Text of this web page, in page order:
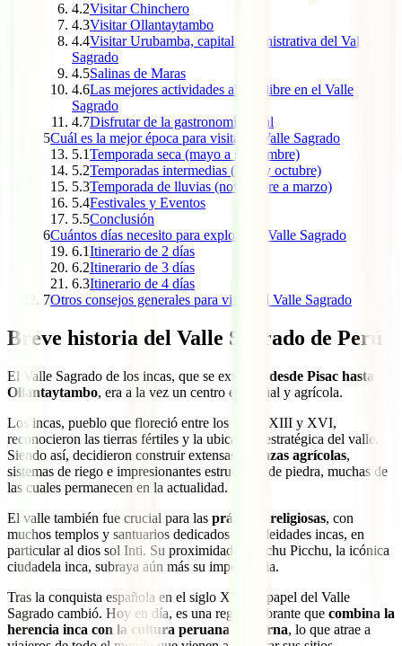
4.2Visitar Chinchero
4.3Visitar Ollantaytambo
4.4Visitar Urubamba, capital administrativa del Valle
Sagrado
4.5Salinas de Maras
4.6Las mejores actividades al aire libre en el Valle
Sagrado
4.7Disfrutar de la gastronomía local
5Cuál es la mejor época para visitar el Valle Sagrado
5.1Temporada seca (mayo a septiembre)
5.2Temporadas intermedias (abril y octubre)
5.3Temporada de lluvias (noviembre a marzo)
5.4Festivales y Eventos
5.5Conclusión
6Cuántos días necesito para explorar el Valle Sagrado
6.1Itinerario de 2 días
6.2Itinerario de 3 días
6.3Itinerario de 4 días
7Otros consejos generales para visitar el Valle Sagrado
Breve historia del Valle Sagrado de Perú
El Valle Sagrado de los incas, que se extendía desde Pisac hasta
Ollantaytambo, era a la vez un centro espiritual y agrícola.
Los incas, pueblo que floreció entre los siglos XIII y XVI,
reconocieron las tierras fértiles y la ubicación estratégica del valle.
Siendo así, decidieron construir extensas
terrazas agrícolas,
sistemas de riego e impresionantes estructuras de piedra, muchas de
las cuales permanecen en la actualidad.
El valle también fue crucial para las prácticas religiosas, con
muchos templos y santuarios dedicados a las deidades incas, en
particular al dios sol Inti. Su proximidad a Machu Picchu, la icónica
ciudadela inca, subraya aún más su importancia.
Tras la conquista española en el siglo XVI, el papel del Valle
Sagrado cambió. Hoy en día, es una región vibrante que combina la
herencia inca con la cultura peruana moderna, lo que atrae a